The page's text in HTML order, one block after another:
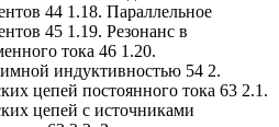
44 1.18. Параллельное
45 1.19. Резонанс в
тока 46 1.20.
индуктивностью 54 2.
цепей постоянного тока 63 2.1.
цепей с источниками